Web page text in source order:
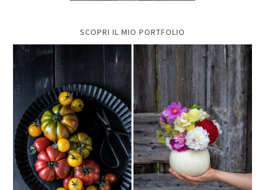
SCOPRI IL MIO PORTFOLIO